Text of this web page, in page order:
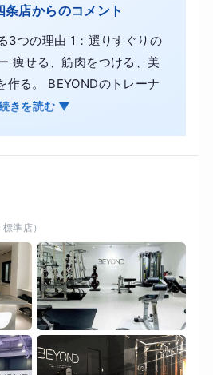
店からのコメント
3つの理由 1：選りすぐりの
痩せる、筋肉をつける、美
作る。 BEYONDのトレーナ
さを競う大会での入賞者から
上品な内装はお客様からご
べて、しっかり痩せる。心も
」づくり BEYONDでは、厳
なっておりません。しかし、
太るのも事実です。 ここで
ングや糖質の種類を選ぶ、
」と間食を用いて必要なタン
奨しております。
きを読む ▼
準店）